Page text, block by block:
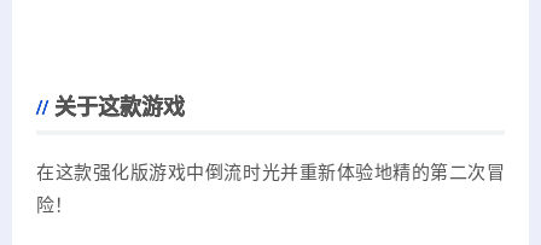
关于这款游戏
在这款强化版游戏中倒流时光并重新体验地精的第二次冒
险！